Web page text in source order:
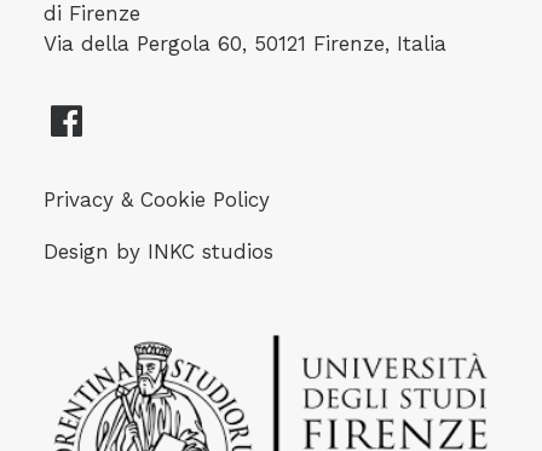
di Firenze
Via della Pergola 60, 50121 Firenze, Italia
Privacy & Cookie Policy
Design by INKC studios